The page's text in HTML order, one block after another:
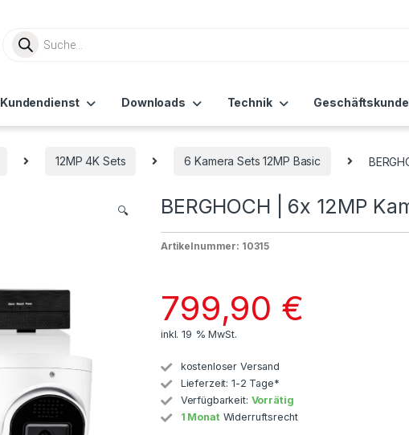
Kundendienst Downloads Technik
12MP 4K Sets 6 Kamera Sets 12MP Basic
🔍 BERGHOCH | 6x 12MP
Artikelnummer: 10315
799,90 €
inkl. 19 % MwSt.
kostenloser Versand
Lieferzeit: 1-2 Tage*
Verfügbarkeit: Vorrätig
1 Monat Widerruftsrecht